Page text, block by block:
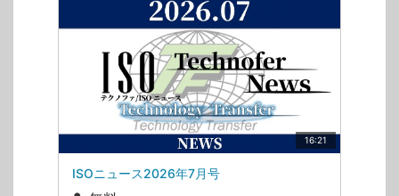
16:21
ISOニュース2026年7月号